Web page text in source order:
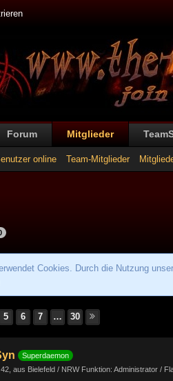
Forum Mitglieder
online Team-Mitglieder
Cookies. Durch die Nutzung
5 6 7 … 30
Superdaemon
42 aus Bielefeld / NRW Funktion: Administrator /